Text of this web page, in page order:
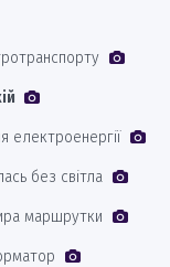
електроенергії
без світла
маршрутки